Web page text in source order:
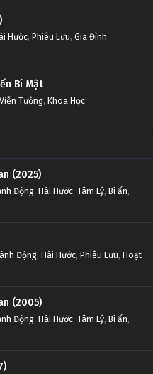
Hước, Phiêu Lưu, Gia Đình
Bí Mật
Viễn Tưởng, Khoa Học
(2025)
Động, Hài Hước, Tâm Lý, Bí ẩn,
Động, Hài Hước, Phiêu Lưu, Hoạt
(2005)
Động, Hài Hước, Tâm Lý, Bí ẩn,